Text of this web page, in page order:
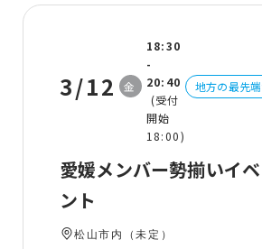
3/12 金
18:30
-
20:40
(受付
開始
18:00)
地方の最先
愛媛メンバー勢揃いイベ
ント
松山市内（未定）